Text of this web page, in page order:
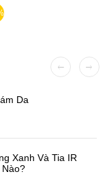
Da
Xanh Và Tia IR